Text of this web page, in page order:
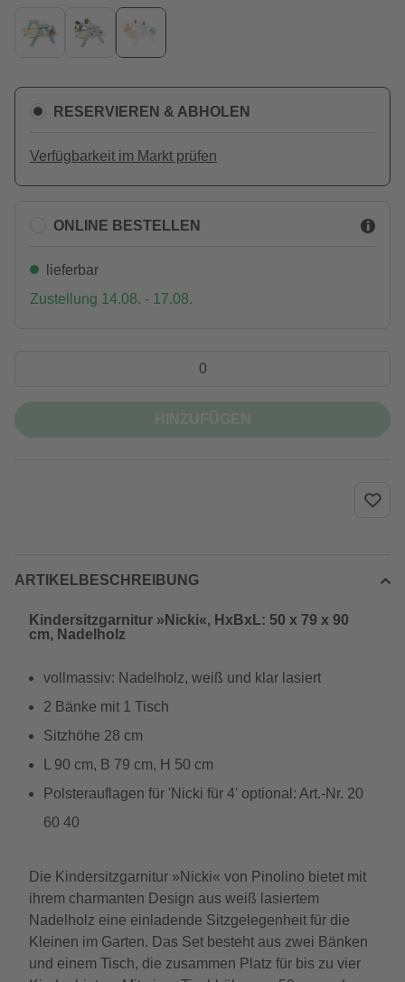
RESERVIEREN & ABHOLEN
Verfügbarkeit im Markt prüfen
ONLINE BESTELLEN
lieferbar
Zustellung 14.08. - 17.08.
ARTIKELBESCHREIBUNG
Kindersitzgarnitur »Nicki«, HxBxL: 50 x 79 x 90
cm, Nadelholz
vollmassiv: Nadelholz, weiß und klar lasiert
2 Bänke mit 1 Tisch
Sitzhöhe 28 cm
L 90 cm, B 79 cm, H 50 cm
Polsterauflagen für 'Nicki für 4' optional: Art.-Nr. 20
60 40
Die Kindersitzgarnitur »Nicki« von Pinolino bietet mit
ihrem charmanten Design aus weiß lasiertem
Nadelholz eine einladende Sitzgelegenheit für die
Kleinen im Garten. Das Set besteht aus zwei Bänken
und einem Tisch, die zusammen Platz für bis zu vier